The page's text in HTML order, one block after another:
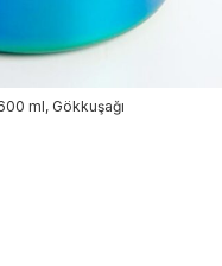
ml, Gökkuşağı